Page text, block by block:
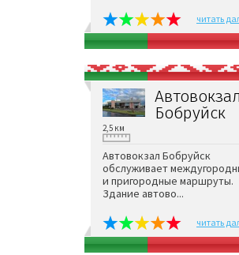
читать
Автовокзал
Бобруйск
2,5 км
Автовокзал Бобруйск
обслуживает
и пригородные маршруты.
Здание автово...
читать